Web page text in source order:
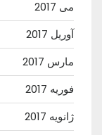
می 2017
آوریل 2017
مارس 2017
فوریه 2017
ژانویه 2017